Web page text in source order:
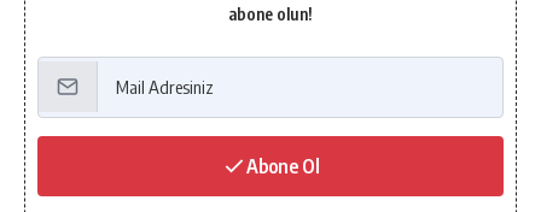
abone olun!
Abone Ol